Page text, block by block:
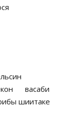
васаби
шиитаке